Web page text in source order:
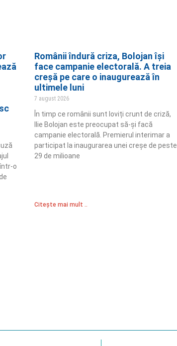
o
Românii îndură criza, Bolojan își
face campanie electorală. A treia
creșă pe care o inaugurează în
ultimele luni
7 august 2026
În timp ce românii sunt loviți crunt de criză,
Ilie Bolojan este preocupat să-și facă
campanie electorală. Premierul interimar a
participat la inaugurarea unei creșe de peste
29 de milioane
Citește mai mult ..